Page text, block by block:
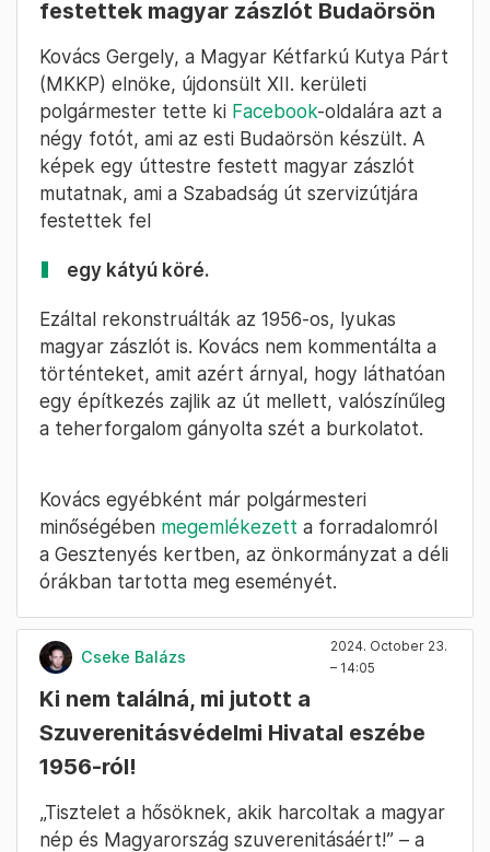
festettek magyar zászlót Budaörsön
Kovács Gergely, a Magyar Kétfarkú Kutya Párt
(MKKP) elnöke, újdonsült XII. kerületi
polgármester tette ki Facebook-oldalára azt a
négy fotót, ami az esti Budaörsön készült. A
képek egy úttestre festett magyar zászlót
mutatnak, ami a Szabadság út szervizútjára
festettek fel
egy kátyú köré.
Ezáltal rekonstruálták az 1956-os, lyukas
magyar zászlót is. Kovács nem kommentálta a
történteket, amit azért árnyal, hogy láthatóan
egy építkezés zajlik az út mellett, valószínűleg
a teherforgalom gányolta szét a burkolatot.
Kovács egyébként már polgármesteri
minőségében megemlékezett a forradalomról
a Gesztenyés kertben, az önkormányzat a déli
órákban tartotta meg eseményét.
Cseke Balázs
2024. October 23.
– 14:05
Ki nem találná, mi jutott a
Szuverenitásvédelmi Hivatal eszébe
1956-ról!
„Tisztelet a hősöknek, akik harcoltak a magyar
nép és Magyarország szuverenitásáért!” – a